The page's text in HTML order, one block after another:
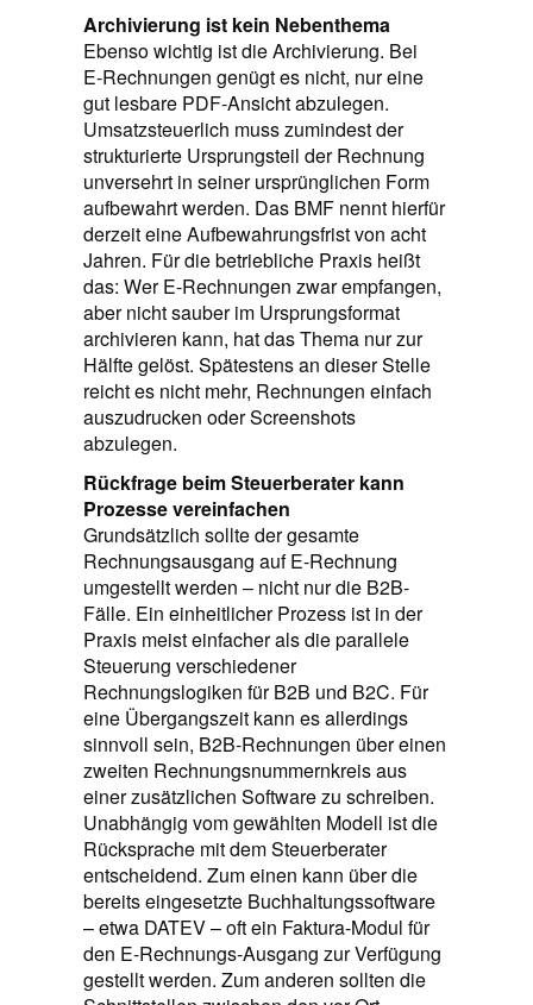
Archivierung ist kein Nebenthema
Ebenso wichtig ist die Archivierung. Bei
E‑Rechnungen genügt es nicht, nur eine
gut lesbare PDF‑Ansicht abzulegen.
Umsatzsteuerlich muss zumindest der
strukturierte Ursprungsteil der Rechnung
unversehrt in seiner ursprünglichen Form
aufbewahrt werden. Das BMF nennt hierfür
derzeit eine Aufbewahrungsfrist von acht
Jahren. Für die betriebliche Praxis heißt
das: Wer E‑Rechnungen zwar empfangen,
aber nicht sauber im Ursprungsformat
archivieren kann, hat das Thema nur zur
Hälfte gelöst. Spätestens an dieser Stelle
reicht es nicht mehr, Rechnungen einfach
auszudrucken oder Screenshots
abzulegen.
Rückfrage beim Steuerberater kann
Prozesse vereinfachen
Grundsätzlich sollte der gesamte
Rechnungsausgang auf E-Rechnung
umgestellt werden – nicht nur die B2B-
Fälle. Ein einheitlicher Prozess ist in der
Praxis meist einfacher als die parallele
Steuerung verschiedener
Rechnungslogiken für B2B und B2C. Für
eine Übergangszeit kann es allerdings
sinnvoll sein, B2B-Rechnungen über einen
zweiten Rechnungsnummernkreis aus
einer zusätzlichen Software zu schreiben.
Unabhängig vom gewählten Modell ist die
Rücksprache mit dem Steuerberater
entscheidend. Zum einen kann über die
bereits eingesetzte Buchhaltungssoftware
– etwa DATEV – oft ein Faktura-Modul für
den E-Rechnungs-Ausgang zur Verfügung
gestellt werden. Zum anderen sollten die